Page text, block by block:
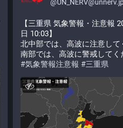
@
【三重県 気象警報・注意報
日 10:03】
北中部では、高波に注意して
南部では、高波に警戒してく
#気象警報注意報 #三重県